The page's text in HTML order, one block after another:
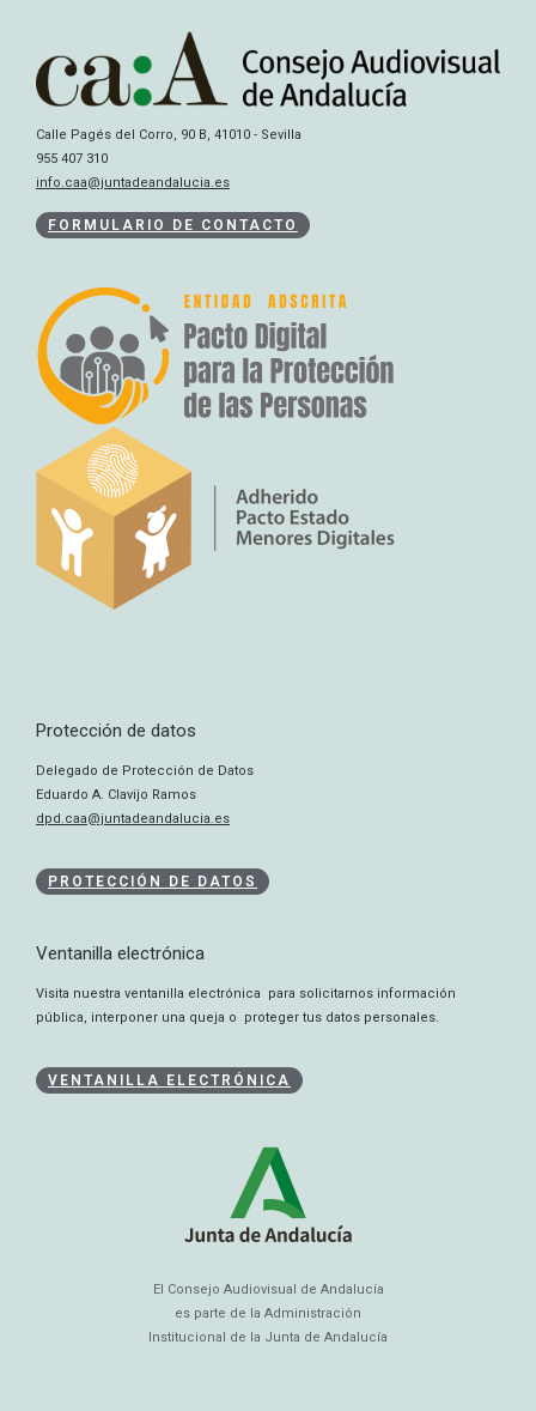
Calle Pagés del Corro, 90 B, 41010 - Sevilla
955 407 310
info.caa@juntadeandalucia.es
FORMULARIO DE CONTACTO
Protección de datos
Delegado de Protección de Datos
Eduardo A. Clavijo Ramos
dpd.caa@juntadeandalucia.es
PROTECCIÓN DE DATOS
Ventanilla electrónica
Visita nuestra ventanilla electrónica para solicitarnos información
pública, interponer una queja o proteger tus datos personales.
VENTANILLA ELECTRÓNICA
El Consejo Audiovisual de Andalucía
es parte de la Administración
Institucional de la Junta de Andalucía